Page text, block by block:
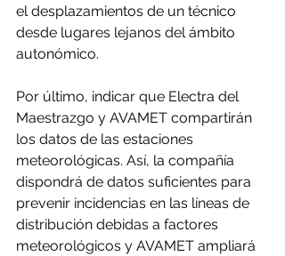
el desplazamientos de un técnico
desde lugares lejanos del ámbito
autonómico.
Por último, indicar que Electra del
Maestrazgo y AVAMET compartirán
los datos de las estaciones
meteorológicas. Así, la compañía
dispondrá de datos suficientes para
prevenir incidencias en las líneas de
distribución debidas a factores
meteorológicos y AVAMET ampliará